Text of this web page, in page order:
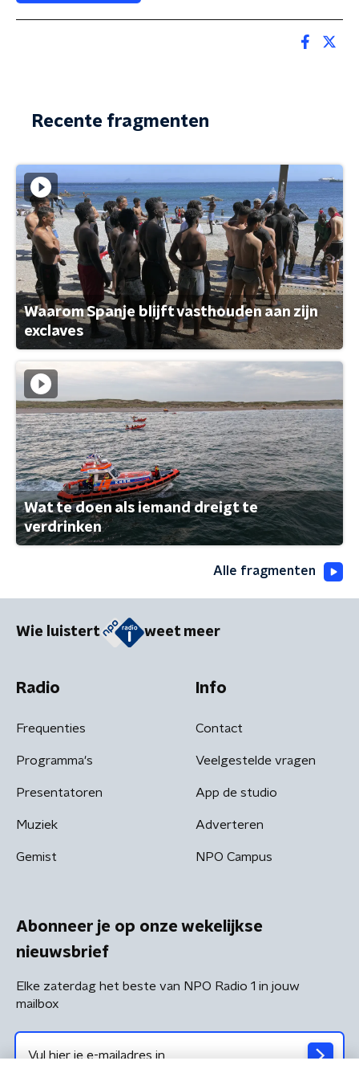
Recente fragmenten
Waarom Spanje blijft vasthouden aan zijn
exclaves
Wat te doen als iemand dreigt te
verdrinken
Alle fragmenten
Wie luistert weet meer
Radio
Frequenties
Programma's
Presentatoren
Muziek
Gemist
Info
Contact
Veelgestelde vragen
App de studio
Adverteren
NPO Campus
Abonneer je op onze wekelijkse
nieuwsbrief
Elke zaterdag het beste van NPO Radio 1 in jouw
mailbox